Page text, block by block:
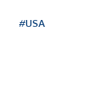
#USA